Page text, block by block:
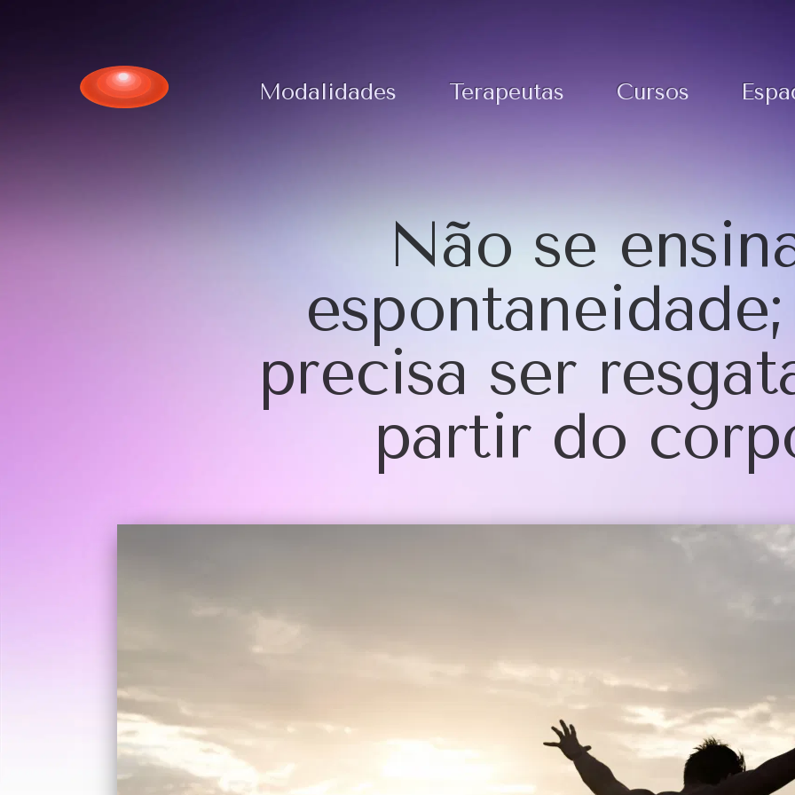
Modalidades Terapeutas Cursos
Não se
precisa ser
partir do